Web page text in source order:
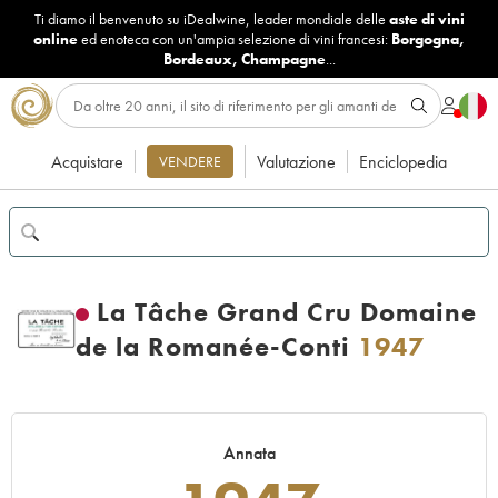
Ti diamo il benvenuto su iDealwine, leader mondiale delle aste di vini
onlineed enoteca con un'ampia selezione di vini francesi: Borgogna,
Bordeaux, Champagne...
Acquistare VENDERE Valutazione Enciclopedia
La Tâche Grand Cru Domaine
de la Romanée-Conti 1947
Annata